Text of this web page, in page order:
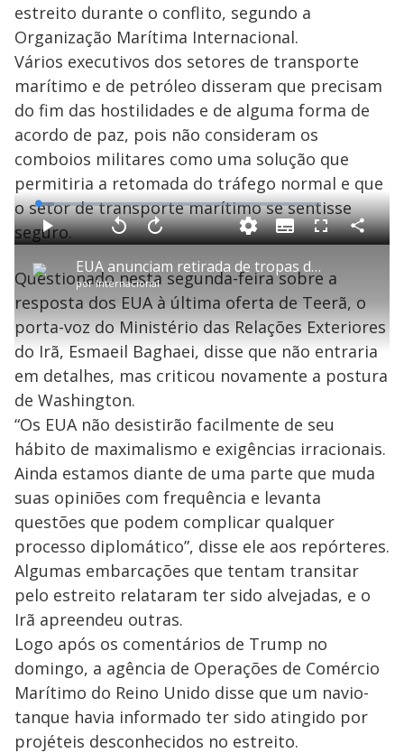
estreito durante o conflito, segundo a
Organização Marítima Internacional.
Vários executivos dos setores de transporte
marítimo e de petróleo disseram que precisam
do fim das hostilidades e de alguma forma de
acordo de paz, pois não consideram os
comboios militares como uma solução que
permitiria a retomada do tráfego normal e que
o setor de transporte marítimo se sentisse
seguro.
P
l
a
y
V
i
d
e
o
EUA anunciam retirada de tropas do território alemão e Europa cobra mais autonomia na defesa
porInternacional
P V
t
a
r
1
0
e
g
n
d
s
A
a
n
ç
a
1
0
s
e
u
n
M
u
o
L
o
a
d
e
5
.
6
%
S
u
b
i
t
l
s
F
s
c
e
e
n
C
o
i
l
a
Questionado nesta segunda-feira sobre a
resposta dos EUA à última oferta de Teerã, o
porta-voz do Ministério das Relações Exteriores
do Irã, Esmaeil Baghaei, disse que não entraria
em detalhes, mas criticou novamente a postura
de Washington.
“Os EUA não desistirão facilmente de seu
hábito de maximalismo e exigências irracionais.
Ainda estamos diante de uma parte que muda
suas opiniões com frequência e levanta
questões que podem complicar qualquer
processo diplomático”, disse ele aos repórteres.
Algumas embarcações que tentam transitar
pelo estreito relataram ter sido alvejadas, e o
Irã apreendeu outras.
Logo após os comentários de Trump no
domingo, a agência de Operações de Comércio
Marítimo do Reino Unido disse que um navio-
tanque havia informado ter sido atingido por
projéteis desconhecidos no estreito.